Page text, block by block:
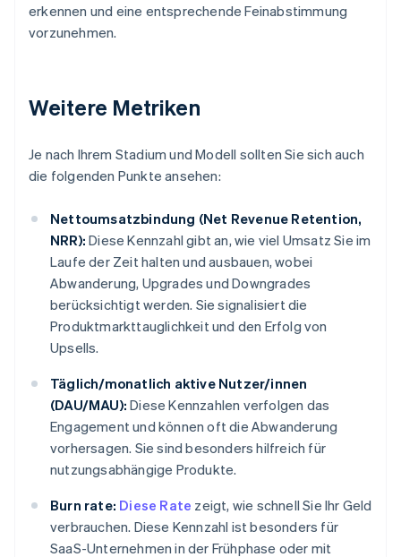
erkennen und eine entsprechende Feinabstimmung
vorzunehmen.
Weitere Metriken
Je nach Ihrem Stadium und Modell sollten Sie sich auch
die folgenden Punkte ansehen:
Nettoumsatzbindung (Net Revenue Retention,
NRR): Diese Kennzahl gibt an, wie viel Umsatz Sie im
Laufe der Zeit halten und ausbauen, wobei
Abwanderung, Upgrades und Downgrades
berücksichtigt werden. Sie signalisiert die
Produktmarkttauglichkeit und den Erfolg von
Upsells.
Täglich/monatlich aktive Nutzer/innen
(DAU/MAU): Diese Kennzahlen verfolgen das
Engagement und können oft die Abwanderung
vorhersagen. Sie sind besonders hilfreich für
nutzungsabhängige Produkte.
Burn rate: Diese Rate zeigt, wie schnell Sie Ihr Geld
verbrauchen. Diese Kennzahl ist besonders für
SaaS-Unternehmen in der Frühphase oder mit